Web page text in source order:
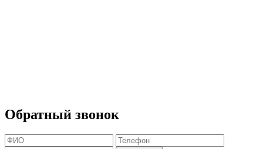
Обратный звонок